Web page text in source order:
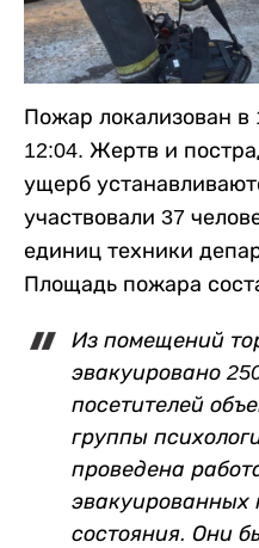
Пожар локализован в
12:04. Жертв и
ущерб
участвовали 37
единиц техники
Площадь пожара
Из помещений
эвакуировано
посетителей
группы
проведена
эвакуированных
состояния. Они